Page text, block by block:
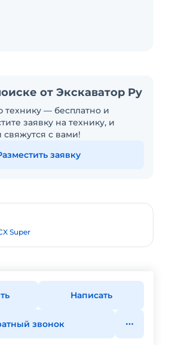
от Экскаватор Ру
технику — бесплатно и
заявку на технику, и
с вами!
заявку
Super
Написать
звонок